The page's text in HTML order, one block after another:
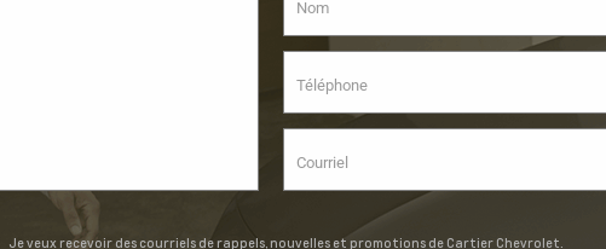
Je veux recevoir des courriels de rappels, nouvelles et promotions de Cartier Chevrolet.